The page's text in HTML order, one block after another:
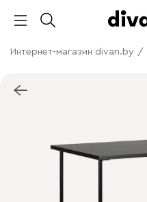
Интернет-магазин divan.by /